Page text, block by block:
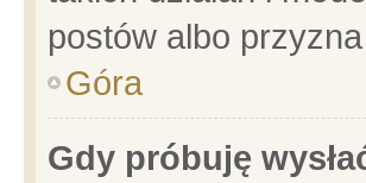
postów albo
Góra
Gdy próbuję